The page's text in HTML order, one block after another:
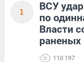
1
ВСУ
по
Власти
раненых
110 197